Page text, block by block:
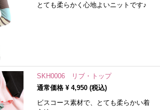
とても柔らかく心地よいニットです♪
SKH0006 リブ・トップ
通常価格 ¥ 4,950(税込)
ビスコース素材で、とても柔らかい着